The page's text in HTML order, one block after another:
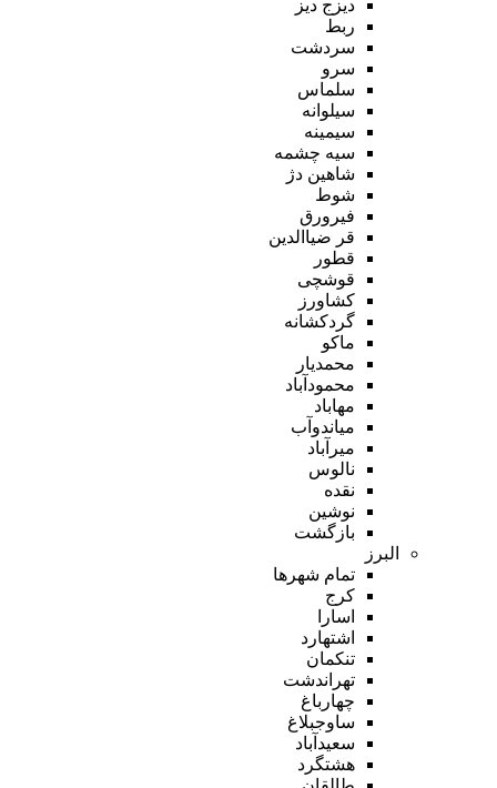
دیزج دیز
ربط
سردشت
سرو
سلماس
سیلوانه
سیمینه
سیه چشمه
شاهین دژ
شوط
فیرورق
قر ضیاالدین
قطور
قوشچی
کشاورز
گردکشانه
ماکو
محمدیار
محمودآباد
مهاباد
میاندوآب
میرآباد
نالوس
نقده
نوشین
بازگشت
البرز
تمام شهر‌ها
کرج
اسارا
اشتهارد
تنکمان
تهراندشت
چهارباغ
ساوجبلاغ
سعیدآباد
هشتگرد